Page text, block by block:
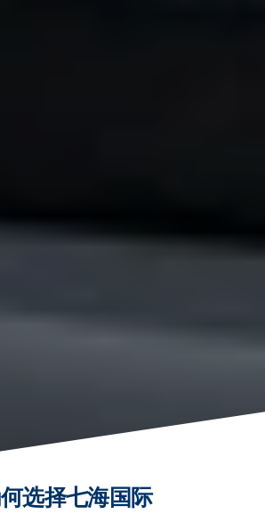
选择七海国际